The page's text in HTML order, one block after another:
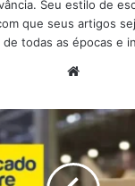
Seu estilo de
que seus artigos
de todas as épocas e